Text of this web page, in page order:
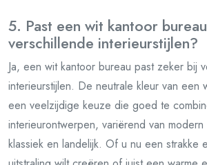
5. Past een wit kantoor
verschillende interieurstijlen?
Ja, een wit kantoor bureau past zeker bij
interieurstijlen. De neutrale kleur van een
een veelzijdige keuze die goed te
interieurontwerpen, variërend van modern
klassiek en landelijk. Of u nu een strakke